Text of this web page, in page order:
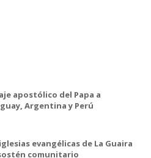
apostólico del Papa a
Argentina y Perú
evangélicas de La Guaira
comunitario